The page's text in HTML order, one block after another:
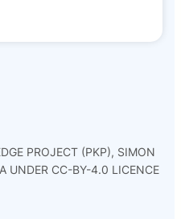
PROJECT (PKP), SIMON
UNDER CC-BY-4.0 LICENCE